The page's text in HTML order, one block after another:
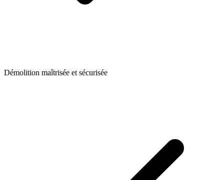
Démolition maîtrisée et sécurisée